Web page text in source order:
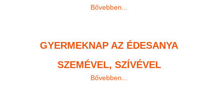
Bővebben...
GYERMEKNAP AZ ÉDESANYA
SZEMÉVEL, SZÍVÉVEL
Bővebben...